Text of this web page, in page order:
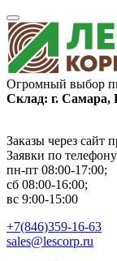
Огромный выбор
Склад: г. Самара,
Заказы через сайт
Заявки по
пн-пт 08:00-17:00;
сб 08:00-16:00;
вс 9:00-15:00
+7(846)359-16-63
sales@lescorp.ru